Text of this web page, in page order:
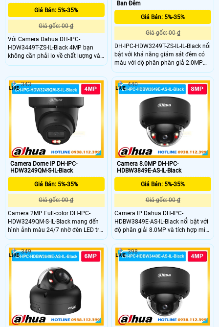
Giá Bán: 5%-35%
Giá gốc: 00 ₫
Với Camera Dahua DH-IPC-
HDW3449T-ZS-IL-Black 4MP bạn
không cần phải lo về chất lượng và
độ bền vì DH-IPC-HDW3449T-ZS-IL-
2K(4.0MP) và mic được tích hợp ghi
hình và âm thanh sinh động. Đặt
biệt với khả năng tự động ghi hình
có màu khi phát hiện chuyển động
vào ban đêm với tầm xa lên đến
Ban Đêm
Giá Bán: 5%-35%
Giá gốc: 00 ₫
DH-IPC-HDW3249T-ZS-IL-IL-Black nổi
bật với khả năng giám sát đêm có
màu với độ phân phân giả 2.0MP
ghi hình sắc nét full color 24/7 giúp
giám sát ổn định. Với độ bền vượt
trợi của dòng camera dome ip
dahua nhờ tích hợp chóng nước
IP67 và chống va đập IK10 camera
siêu bền trong mọi điều kiện thời tiết
Camera Dome IP DH-IPC-
HDW3249QM-S-IL-Black
Giá Bán: 5%-35%
Giá gốc: 00 ₫
Camera 2MP Full-color DH-IPC-
HDW3249QM-S-IL-Black mang đến
hình ảnh màu 24/7 nhờ đèn LED trợ
sáng tích hợp. Cảm biến CMOS
1/2.8 inch cho độ nét ổn định kết
hợp chuẩn nén H.265+ giúp tiết
kiệm dung lượng. Ống kính 3.6mm
quan sát rộng hỗ trợ giám sát liên
tục cả ngày lẫn đêm với hiệu quả
343
Camera 8.0MP DH-IPC-
HDBW3849E-AS-IL-Black
Giá Bán: 5%-35%
Giá gốc: 00 ₫
Camera IP Dahua DH-IPC-
HDBW3849E-AS-IL-Black nổi bật với
độ phân giải 8.0MP và tích hợp mic
ghi âm giúp ghi hình kèm âm thanh
rỏ ràng. Camera có khả năng chống
nước cao IP67 và chống va đập lên
đến IK10 mang lại độ bền vượt trội
cho dòng camera này.
440
349 398